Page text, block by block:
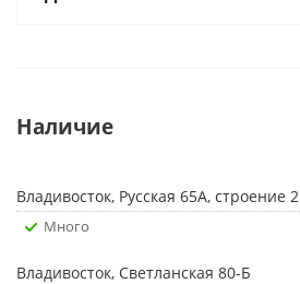
Наличие
Владивосток, Русская 65А, строение 2
Много
Владивосток, Светланская 80-Б